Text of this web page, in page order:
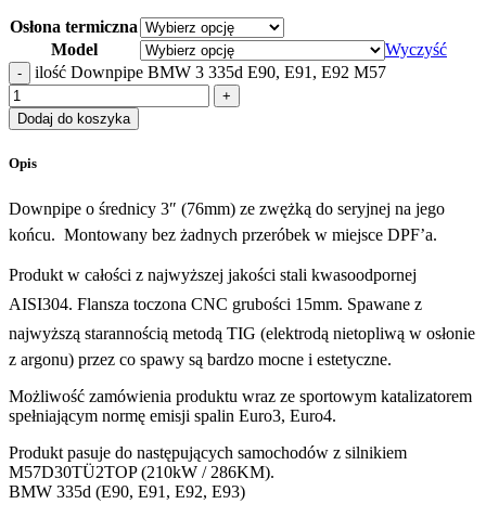
Osłona termiczna
Model
Wyczyść
ilość Downpipe BMW 3 335d E90, E91, E92 M57
Dodaj do koszyka
Opis
Downpipe o średnicy 3″ (76mm) ze zwężką do seryjnej na jego
końcu. Montowany bez żadnych przeróbek w miejsce DPF’a.
Produkt w całości z najwyższej jakości stali kwasoodpornej
AISI304. Flansza toczona CNC grubości 15mm. Spawane z
najwyższą starannością metodą TIG (elektrodą nietopliwą w osłonie
z argonu) przez co spawy są bardzo mocne i estetyczne.
Możliwość zamówienia produktu wraz ze sportowym katalizatorem
spełniającym normę emisji spalin Euro3, Euro4.
Produkt pasuje do następujących samochodów z silnikiem
M57D30TÜ2TOP (210kW / 286KM).
BMW 335d (E90, E91, E92, E93)